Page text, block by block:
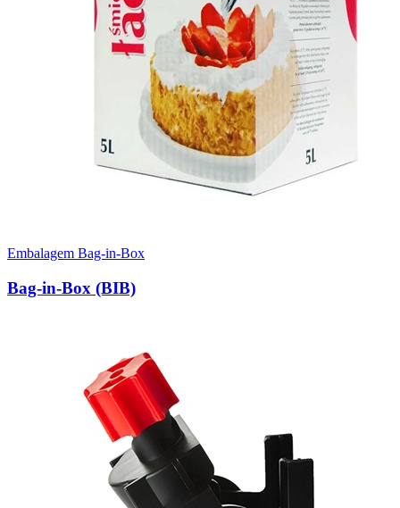
Embalagem Bag-in-Box
Bag-in-Box (BIB)